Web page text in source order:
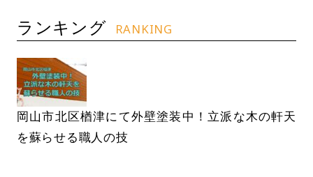
ランキング RANKING
岡山市北区楢津にて外壁塗装中！立派な木の軒天
を蘇らせる職人の技